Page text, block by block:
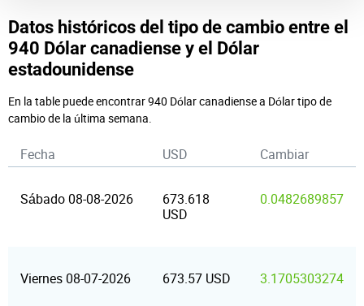
Datos históricos del tipo de cambio entre el
940 Dólar canadiense y el Dólar
estadounidense
En la table puede encontrar 940 Dólar canadiense a Dólar tipo de
cambio de la última semana.
Fecha USD Cambiar
Sábado 08-08-2026
673.618
USD
0.0482689857
Viernes 08-07-2026 673.57 USD 3.1705303274